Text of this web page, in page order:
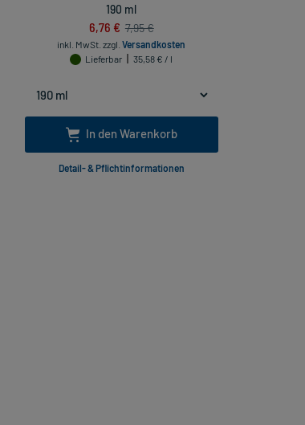
190 ml
6,76 € 7,95 €
inkl. MwSt. zzgl.Versandkosten
Lieferbar
35,58 € / l
In den Warenkorb
Detail- & Pflichtinformationen